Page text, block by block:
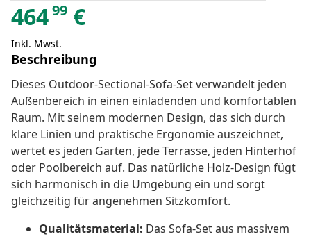
46499 €
Inkl. Mwst.
Beschreibung
Dieses Outdoor-Sectional-Sofa-Set verwandelt jeden
Außenbereich in einen einladenden und komfortablen
Raum. Mit seinem modernen Design, das sich durch
klare Linien und praktische Ergonomie auszeichnet,
wertet es jeden Garten, jede Terrasse, jeden Hinterhof
oder Poolbereich auf. Das natürliche Holz-Design fügt
sich harmonisch in die Umgebung ein und sorgt
gleichzeitig für angenehmen Sitzkomfort.
Qualitätsmaterial: Das Sofa-Set aus massivem